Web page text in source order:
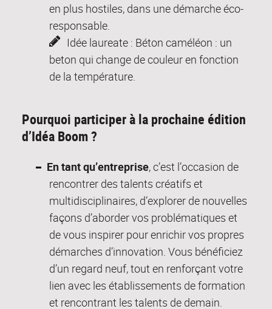
en plus hostiles, dans une démarche éco-
responsable.
Idée laureate : Béton caméléon : un
beton qui change de couleur en fonction
de la température.
Pourquoi participer à la prochaine édition
d’Idéa Boom ?
En tant qu’entreprise, c’est l’occasion de
rencontrer des talents créatifs et
multidisciplinaires, d’explorer de nouvelles
façons d’aborder vos problématiques et
de vous inspirer pour enrichir vos propres
démarches d’innovation. Vous bénéficiez
d’un regard neuf, tout en renforçant votre
lien avec les établissements de formation
et rencontrant les talents de demain.